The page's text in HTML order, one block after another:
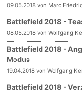
09.05.2018 von Marc
Battlefield 2018 -
08.05.2018 von Wolfgang
Battlefield 2018 -
Modus
19.04.2018 von Wolfgang
Battlefield 2018 -